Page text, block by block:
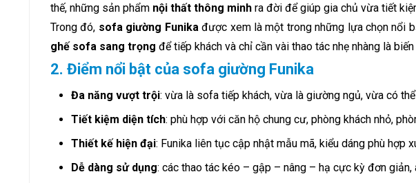
thế, những sản phẩm nội thất thông minh ra đời để giúp gia chủ vừa tiết
Trong đó, sofa giường Funika được xem là một trong những lựa chọn nổi
ghế sofa sang trọng để tiếp khách và chỉ cần vài thao tác nhẹ nhàng là biến
2. Điểm nổi bật của sofa giường Funika
Đa năng vượt trội: vừa là sofa tiếp khách, vừa là giường ngủ, vừa có
Tiết kiệm diện tích: phù hợp với căn hộ chung cư, phòng khách nhỏ,
Thiết kế hiện đại: Funika liên tục cập nhật mẫu mã, kiểu dáng phù hợp
Dễ dàng sử dụng: các thao tác kéo – gập – nâng – hạ cực kỳ đơn giản,